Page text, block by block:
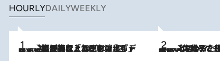
HOURLYDAILYWEEKLY
2026.8.5
【なぜ吉沢亮は「気配を消せる」のか？】興行収入208億の『国宝』を経て挑むミュージカル『ディア・エヴァン・ハンセン』。トップ俳優が舞台上でさらけ出した“孤独”とは 2026.8.5
【阿川佐和子さんの年とる力】なぜ70代で始めた趣味は“こんなに楽しい”のか？ ピアノ、俳句…スランプに陥っても続けられる“ある秘訣”とは